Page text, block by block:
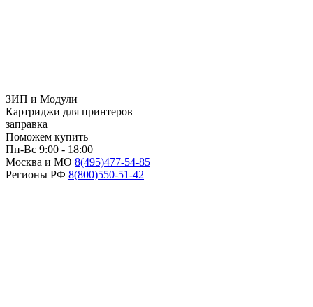
ЗИП и Модули
Картриджи для принтеров
заправка
Поможем купить
Пн-Вс 9:00 - 18:00
Москва и МО 8(495)477-54-85
Регионы РФ 8(800)550-51-42